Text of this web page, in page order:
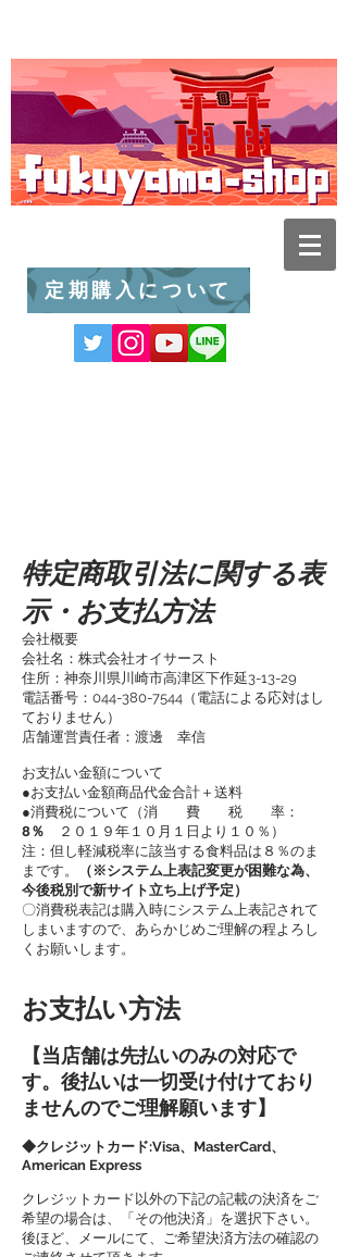
定期購入について
特定商取引法に関する表
示・お支払方法
会社概要
会社名：株式会社オイサースト
住所：神奈川県川崎市高津区下作延3-13-29
電話番号：044-380-7544（電話による応対はし
ておりません）
店舗運営責任者：渡邊 幸信
お支払い金額について
●お支払い金額商品代金合計＋送料
●消費税について（消 費 税 率：
8％
２０１９年１０月１日より１０％）
注：但し軽減税率に該当する食料品は８％のま
まです。
（※システム上表記変更が困難な為、
今後税別で新サイト立ち上げ予定）
〇消費税表記は購入時にシステム上表記されて
しまいますので、あらかじめご理解の程よろし
くお願いします。
お支払い方法
【当店舗は先払いのみの対応で
す。後払いは一切受け付けており
ませんのでご理解願います】
◆クレジットカード:Visa、MasterCard、
American Express
クレジットカード以外の下記の記載の決済をご
希望の場合は、「その他決済」を選択下さい。
​後ほど、メールにて、ご希望決済方法の確認の